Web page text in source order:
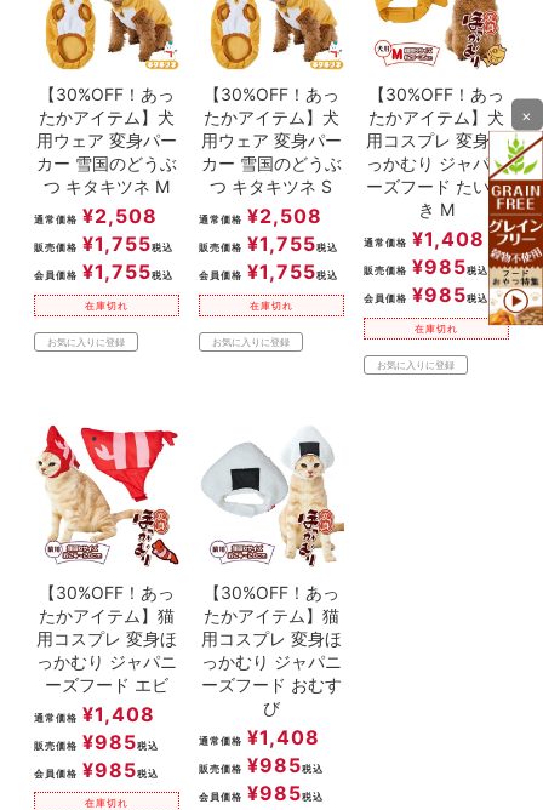
【30%OFF！あっ
たかアイテム】犬
用ウェア 変身パー
カー 雪国のどうぶ
つ キタキツネ M
通常価格 ¥2,508
販売価格 ¥1,755税込
会員価格 ¥1,755税込
在庫切れ
お気に入りに登録
【30%OFF！あっ
たかアイテム】犬
用ウェア 変身パー
カー 雪国のどうぶ
つ キタキツネ S
通常価格 ¥2,508
販売価格 ¥1,755税込
会員価格 ¥1,755税込
在庫切れ
お気に入りに登録
【30%OFF！あっ
たかアイテム】犬
用コスプレ 変身ほ
っかむり ジャパニ
ーズフード たいや
き M
通常価格 ¥1,408
販売価格 ¥985税込
会員価格 ¥985税込
在庫切れ
お気に入りに登録
【30%OFF！あっ
たかアイテム】猫
用コスプレ 変身ほ
っかむり ジャパニ
ーズフード エビ
通常価格 ¥1,408
販売価格 ¥985税込
会員価格 ¥985税込
在庫切れ
【30%OFF！あっ
たかアイテム】猫
用コスプレ 変身ほ
っかむり ジャパニ
ーズフード おむす
び
通常価格 ¥1,408
販売価格 ¥985税込
会員価格 ¥985税込
×